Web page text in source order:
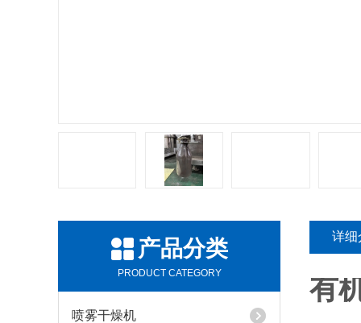
产品分类
PRODUCT CATEGORY
喷雾干燥机
详细
有